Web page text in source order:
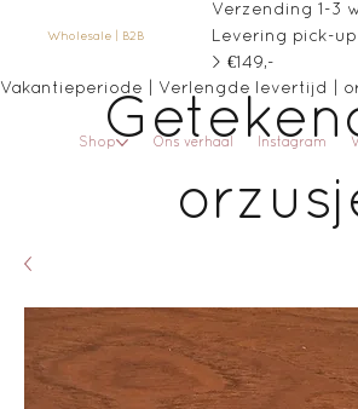
Verzending 1-3
Levering pick-
> €149,-
Wholesale | B2B
Vakantieperiode | Verlengde levertijd |
Shop Ons verhaal Instagram